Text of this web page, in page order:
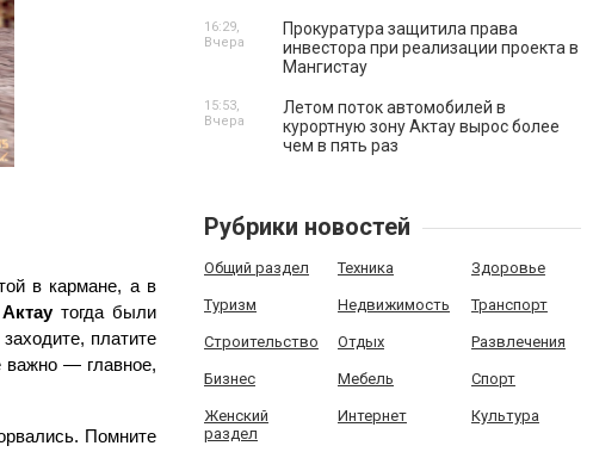
в кармане, а в
тогда были
платите
Прокуратура защитила права
инвестора при реализации проекта в
Мангистау
16:29,
Вчера
Летом поток автомобилей в
курортную зону Актау вырос более
чем в пять раз
15:53,
Вчера
Рубрики новостей
Общий раздел Техника Здоровье
Туризм Недвижимость Транспорт
Строительство Отдых Развлечения
Бизнес Мебель Спорт
Женский
раздел
Интернет Культура